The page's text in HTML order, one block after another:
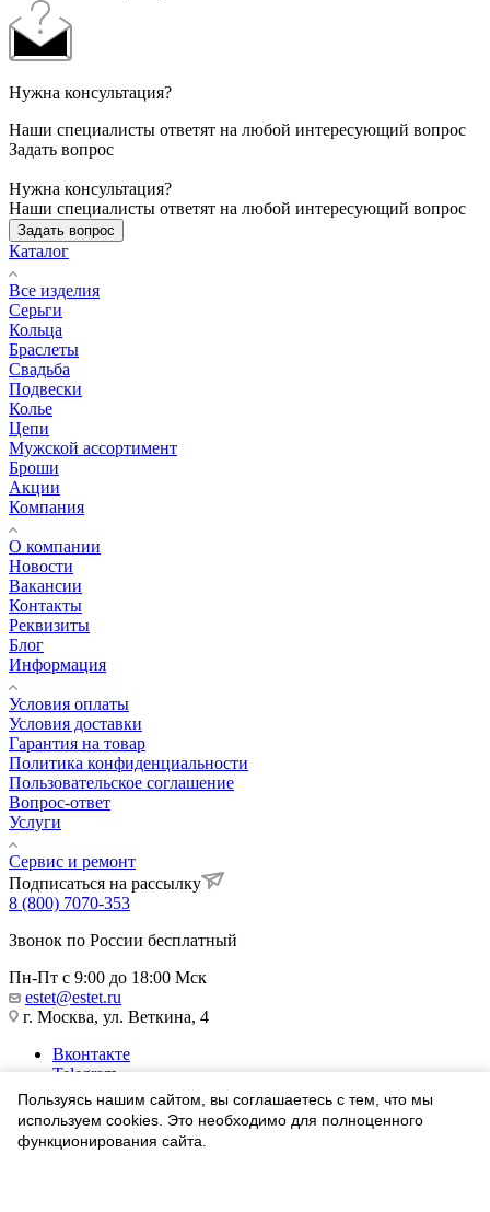
Нужна консультация?
Наши специалисты ответят на любой интересующий вопрос
Задать вопрос
Нужна консультация?
Наши специалисты ответят на любой интересующий вопрос
Задать вопрос
Каталог
Все изделия
Серьги
Кольца
Браслеты
Свадьба
Подвески
Колье
Цепи
Мужской ассортимент
Броши
Акции
Компания
О компании
Новости
Вакансии
Контакты
Реквизиты
Блог
Информация
Условия оплаты
Условия доставки
Гарантия на товар
Политика конфиденциальности
Пользовательское соглашение
Вопрос-ответ
Услуги
Сервис и ремонт
Подписаться на рассылку
8 (800) 7070-353
Звонок по России бесплатный
Пн-Пт с 9:00 до 18:00 Мск
estet@estet.ru
г. Москва, ул. Веткина, 4
Вконтакте
Telegram
Одноклассники
WhatsApp
1991-2026 © Ювелирный Дом ЭСТЕТ
Пользуясь нашим сайтом, вы соглашаетесь с тем, что мы
используем cookies. Это необходимо для полноценного
функционирования сайта.